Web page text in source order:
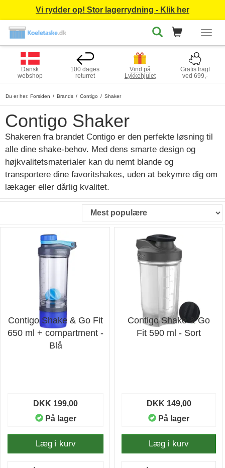
Vi rydder op! Stor lagerrydning - Klik her
Dansk
webshop
100 dages
returret
Vind på
Lykkehjulet
Gratis fragt
ved 699,-
Du er her: Forsiden Brands Contigo Shaker
Contigo Shaker
Shakeren fra brandet Contigo er den perfekte løsning til
alle dine shake-behov. Med dens smarte design og
højkvalitetsmaterialer kan du nemt blande og
transportere dine favoritshakes, uden at bekymre dig om
lækager eller dårlig kvalitet.
Contigo Shake & Go Fit
650 ml + compartment -
Blå
DKK 199,00
På lager
Læg i kurv
Contigo Shake & Go
Fit 590 ml - Sort
DKK 149,00
På lager
Læg i kurv